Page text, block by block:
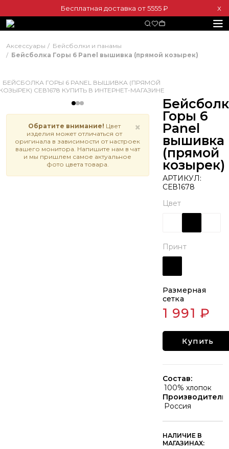
Бесплатная доставка от 5555 ₽ Х
Аксессуары
Бейсболки и панамы
Бейсболка Горы 6 Panel вышивка (прямой козырек)
×
Обратите внимание! Цвет
изделия может отличаться от
оригинала в зависимости от настроек
вашего монитора. Напишите нам в чат
и мы пришлем самое актуальное
фото цвета товара.
Горы 6
Panel
вышивка
(прямой
козырек)
АРТИКУЛ:
СЕВ1678
Цвет
Принт
Размерная
сетка
1 991 ₽
Купить
Состав:
100% хлопок
Производитель:
Россия
НАЛИЧИЕ В
МАГАЗИНАХ: